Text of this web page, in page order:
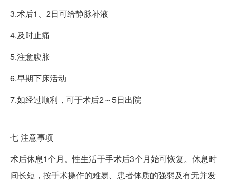
3.术后1、2日可给静脉补液
4.及时止痛
5.注意腹胀
6.早期下床活动
7.如经过顺利，可于术后2～5日出院
七注意事项
术后休息1个月。性生活于手术后3个月始可恢复。休息时
间长短，按手术操作的难易、患者体质的强弱及有无并发